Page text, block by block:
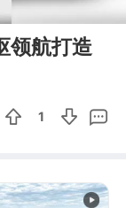
领航打造
1